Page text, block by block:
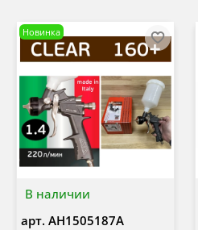
В наличии
Новинка
арт. AH1505187A